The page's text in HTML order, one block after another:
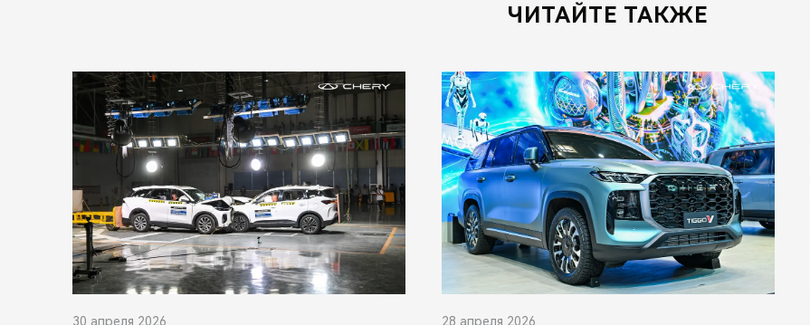
ЧИТАЙТЕ ТАКЖЕ
30 апреля 2026 28 апреля 2026